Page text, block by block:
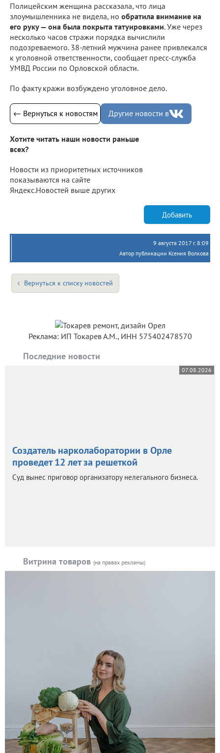
Полицейским женщина рассказала, что лица
злоумышленника не видела, но обратила внимание на
его руку — она была покрыта татуировками. Уже через
несколько часов стражи порядка вычислили
подозреваемого. 38-летний мужчина ранее привлекался
к уголовной ответственности, сообщает пресс-служба
УМВД России по Орловской области.
По факту кражи возбуждено уголовное дело.
← Вернуться к новостям Другие новости в
Хотите читать наши новости раньше
всех?
Новости из приоритетных источников
показываются на сайте
Яндекс.Новостей выше других
Добавить
9 августа 2017 г. 8:09
Автор публикации Ксения Волкова
Вернуться к списку новостей
Реклама: ИП Токарев А.М., ИНН 575402478570
Последние новости
07.08.2026
Создатель нарколаборатории в Орле
проведет 12 лет за решеткой
Суд вынес приговор организатору нелегального бизнеса.
Витрина товаров (на правах рекламы)